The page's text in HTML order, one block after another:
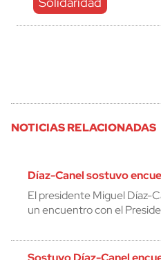
NOTICIAS RELACIONADAS
Díaz-Canel sostuvo
El presidente Miguel Díaz-
un encuentro con el